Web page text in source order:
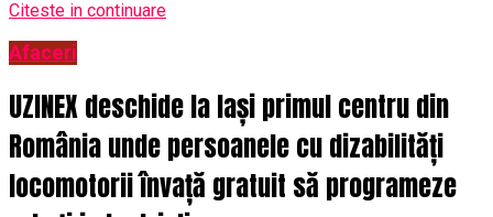
Citeste in continuare
Afaceri
UZINEX deschide la Iași primul centru din
România unde persoanele cu dizabilități
locomotorii învață gratuit să programeze